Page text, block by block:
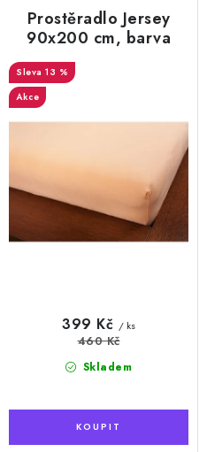
o
d
u
k
ů
r
o
d
u
k
t
ů
Prostěradlo Jersey
90x200 cm, barva
oranžová
13 %
Akce
Skladem
399 Kč / ks
460 Kč